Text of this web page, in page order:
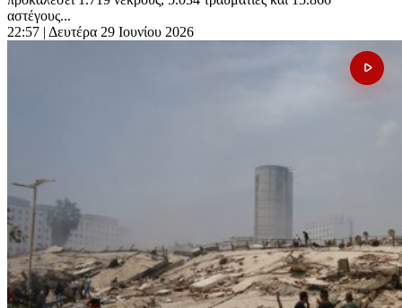
αστέγους...
22:57 | Δευτέρα 29 Ιουνίου 2026